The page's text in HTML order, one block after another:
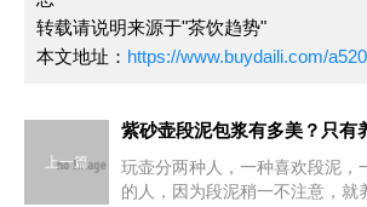
转载请说明来源于"茶饮趋势"
本文地址： https://www.buydaili.com/
上一篇
紫砂壶段泥包浆有多美？只有
玩壶分两种人，一种喜欢段泥，
的人，因为段泥稍一不注意，就